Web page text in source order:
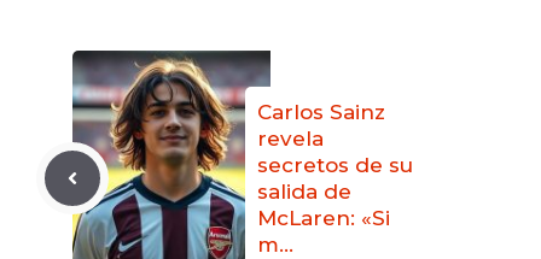
Carlos Sainz
revela
secretos de su
salida de
McLaren: «Si
m…